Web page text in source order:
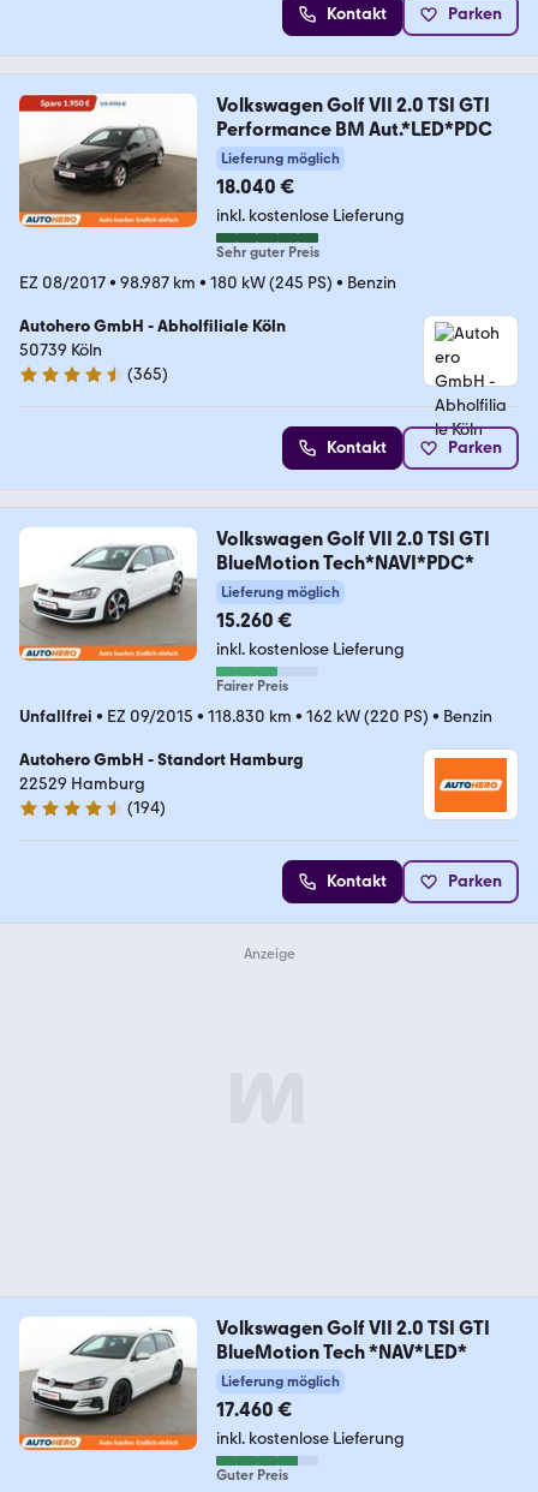
Kontakt Parken
Volkswagen Golf VII 2.0 TSI GTI
Performance BM Aut.*LED*PDC
Lieferung möglich
18.040 €
inkl. kostenlose Lieferung
Sehr guter Preis
EZ 08/2017• 98.987 km • 180 kW (245 PS) • Benzin
Autohero GmbH - Abholfiliale Köln
50739 Köln
4.6 Sterne
(365)
Kontakt Parken
Volkswagen Golf VII 2.0 TSI GTI
BlueMotion Tech*NAVI*PDC*
Lieferung möglich
15.260 €
inkl. kostenlose Lieferung
Fairer Preis
Unfallfrei • EZ 09/2015 • 118.830 km • 162 kW (220 PS) • Benzin
Autohero GmbH - Standort Hamburg
22529 Hamburg
4.6 Sterne
(194)
Kontakt Parken
Volkswagen Golf VII 2.0 TSI GTI
BlueMotion Tech *NAV*LED*
Lieferung möglich
17.460 €
inkl. kostenlose Lieferung
Guter Preis